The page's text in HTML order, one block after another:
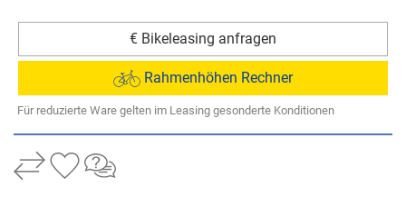
€ Bikeleasing anfragen
Rahmenhöhen Rechner
Für reduzierte Ware gelten im Leasing gesonderte Konditionen